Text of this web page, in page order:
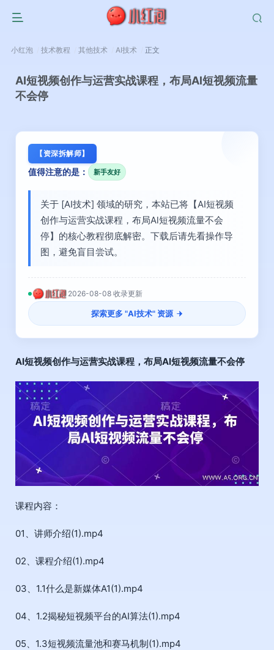
小红泡 技术教程 其他技术 AI技术 正文
AI短视频创作与运营实战课程，布局Al短视频流量
不会停
【资深拆解师】
值得注意的是： 新手友好
关于 [AI技术] 领域的研究，本站已将【AI短视频
创作与运营实战课程，布局Al短视频流量不会
停】的核心教程彻底解密。下载后请先看操作导
图，避免盲目尝试。
2026-08-08 收录更新
探索更多 "AI技术" 资源
AI短视频创作与运营实战课程 ，布局Al短视频流量不会停
课程内容：
01、讲师介绍(1).mp4
02、课程介绍(1).mp4
03、1.1什么是新媒体A1(1).mp4
04、1.2揭秘短视频平台的AI算法(1).mp4
05、1.3短视频流量池和赛马机制(1).mp4